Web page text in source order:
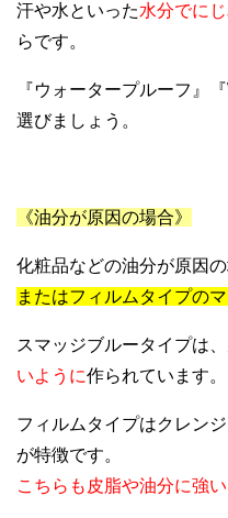
汗や水といった水分でに
らです。
『ウォータープルーフ』
選びましょう。
《油分が原因の場合》
化粧品などの油分が原因の
またはフィルムタイプの
スマッジブルータイプは、
いように作られています。
フィルムタイプはクレン
が特徴です。
こちらも皮脂や油分に強い